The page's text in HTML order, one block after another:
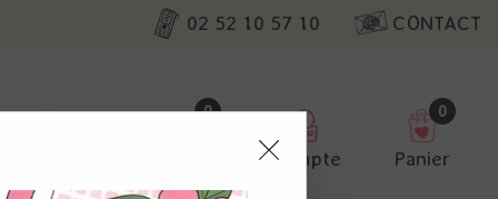
02 52 10 57 10 CONTACT
0
Compte
0
Panier